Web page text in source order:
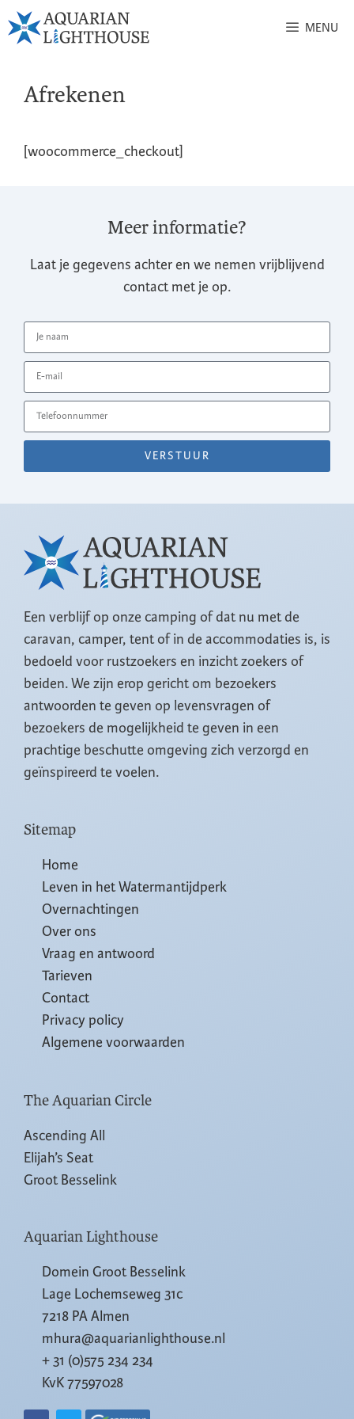
MENU
Afrekenen
[woocommerce_checkout]
Meer informatie?
Laat je gegevens achter en we nemen vrijblijvend
contact met je op.
VERSTUUR
Een verblijf op onze camping of dat nu met de
caravan, camper, tent of in de accommodaties is, is
bedoeld voor rustzoekers en inzicht zoekers of
beiden. We zijn erop gericht om bezoekers
antwoorden te geven op levensvragen of
bezoekers de mogelijkheid te geven in een
prachtige beschutte omgeving zich verzorgd en
geïnspireerd te voelen.
Sitemap
Home
Leven in het Watermantijdperk
Overnachtingen
Over ons
Vraag en antwoord
Tarieven
Contact
Privacy policy
Algemene voorwaarden
The Aquarian Circle
Ascending All
Elijah’s Seat
Groot Besselink
Aquarian Lighthouse
Domein Groot Besselink
Lage Lochemseweg 31c
7218 PA Almen
mhura@aquarianlighthouse.nl
+ 31 (0)575 234 234
KvK 77597028